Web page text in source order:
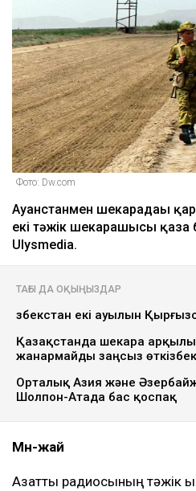
Фото: Dw.com
Ауғанстанмен шекарадағы
екі тәжік шекарашысы
Ulysmedia.
ТАҒЫ ДА ОҚЫҢЫЗДАР
Өзбекстан екі ауылын
Қазақстанда шекара
жанармайды заңсыз
Орталық Азия және
Шолпон-Атада бас қоспақ
Мән-жай
Азаттық радиосының тәжік